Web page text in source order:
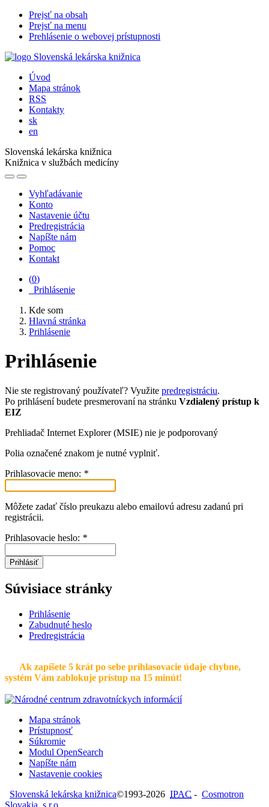
Prejsť na obsah
Prejsť na menu
Prehlásenie o webovej prístupnosti
Úvod
Mapa stránok
RSS
Kontakty
sk
en
Slovenská lekárska knižnica
Knižnica v službách medicíny
Vyhľadávanie
Konto
Nastavenie účtu
Predregistrácia
Napíšte nám
Pomoc
Kontakt
(0)
Prihlásenie
Kde som
Hlavná stránka
Prihlásenie
Prihlásenie
Nie ste registrovaný používateľ? Využite predregistráciu.
Po prihlásení budete presmerovaní na stránku Vzdialený prístup k
EIZ
Prehliadač Internet Explorer (MSIE) nie je podporovaný
Polia označené znakom je nutné vyplniť.
Prihlasovacie meno: *
Môžete zadať číslo preukazu alebo emailovú adresu zadanú pri
registrácii.
Prihlasovacie heslo: *
Prihlásiť
Súvisiace stránky
Prihlásenie
Zabudnuté heslo
Predregistrácia
Ak zapíšete 5 krát po sebe prihlasovacie údaje chybne,
systém Vám zablokuje prístup na 15 minút!
Mapa stránok
Prístupnosť
Súkromie
Modul OpenSearch
Napíšte nám
Nastavenie cookies
Slovenská lekárska knižnica©1993-2026 IPAC - Cosmotron
Slovakia, s.r.o.